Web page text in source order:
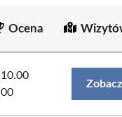
Ocena
10.00